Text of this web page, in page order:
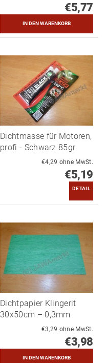
€5,77
Dichtmasse für Motoren,
profi - Schwarz 85gr
€4,29 ohne MwSt.
€5,19
DETAIL
Dichtpapier Klingerit
30x50cm – 0,3mm
€3,29 ohne MwSt.
€3,98